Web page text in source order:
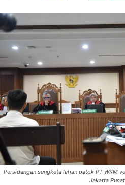
Persidangan sengketa lahan patok PT WKM
Jakarta